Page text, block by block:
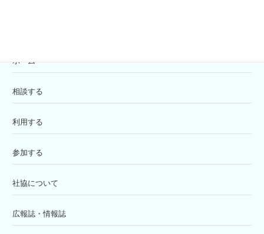
ホーム
相談する
利用する
参加する
社協について
広報誌・情報誌